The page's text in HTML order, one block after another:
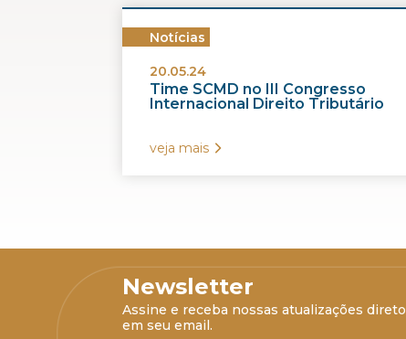
Notícias
20.05.24
Time SCMD no III Congresso
Internacional Direito Tributário
veja mais
Newsletter
Assine e receba nossas atualizações direto
em seu email.